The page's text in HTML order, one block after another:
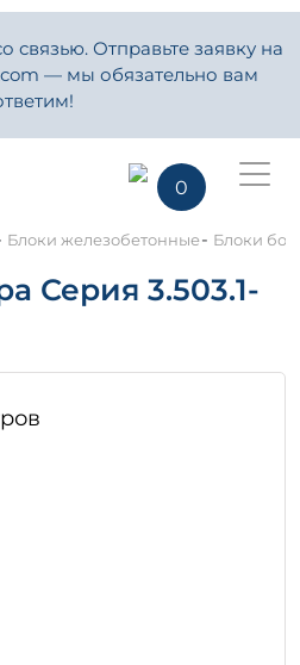
Отправьте заявку на
— мы обязательно вам
0
Блоки железобетонные- Блоки
Серия 3.503.1-